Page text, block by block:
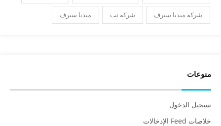
شركة ميديا سيرف شركة نت ميديا سيرف
منوعات
تسجيل الدخول
خلاصات Feed الإدخالات